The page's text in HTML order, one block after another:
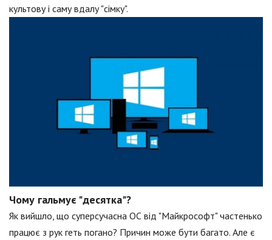
культову і саму вдалу "сімку".
Чому гальмує "десятка"?
Як вийшло, що суперсучасна ОС від "Майкрософт" частенько
працює з рук геть погано? Причин може бути багато. Але є